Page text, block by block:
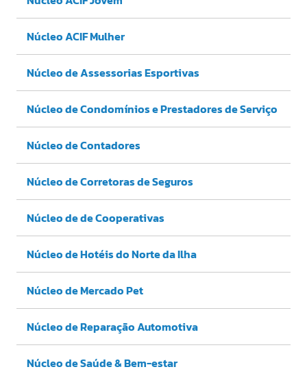
Núcleo ACIF Mulher
Núcleo de Assessorias Esportivas
Núcleo de Condomínios e Prestadores de Serviço
Núcleo de Contadores
Núcleo de Corretoras de Seguros
Núcleo de de Cooperativas
Núcleo de Hotéis do Norte da Ilha
Núcleo de Mercado Pet
Núcleo de Reparação Automotiva
Núcleo de Saúde & Bem-estar